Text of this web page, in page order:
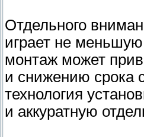
Отдельного
играет не
монтаж может
и снижению срока
технология
и аккуратную